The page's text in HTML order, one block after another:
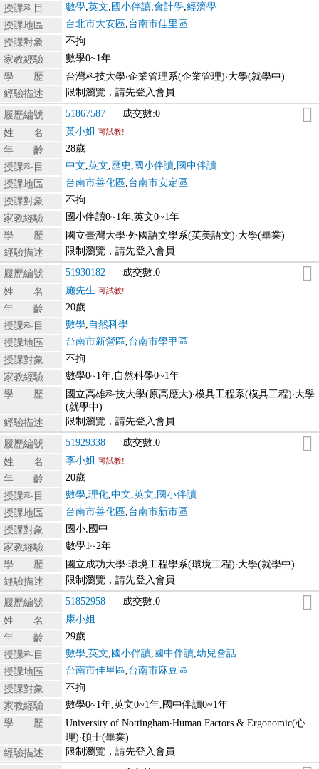
授課科目
數學 英文 國小伴讀 會計學 經濟學
授課地區
台北市大安區 台南市佳里區
授課對象
不拘
家教經驗
數學0~1年
學 歷
台灣科技大學‧企業管理系(企業管理)‧大學(就學中)
經驗描述
限制瀏覽，請先登入會員
履歷編號 51867587
成交數:0
姓 名
黃小姐 可試教!
年 齡
28歲
授課科目
中文 英文 歷史 國小伴讀 國中伴讀
授課地區
台南市善化區 台南市安定區
授課對象
不拘
家教經驗
國小伴讀0~1年,英文0~1年
學 歷
國立臺灣大學‧外國語文學系(英美語文)‧大學(畢業)
經驗描述
限制瀏覽，請先登入會員
履歷編號 51930182
成交數:0
姓 名
施先生 可試教!
年 齡
20歲
授課科目
數學 自然科學
授課地區
台南市新營區 台南市學甲區
授課對象
不拘
家教經驗
數學0~1年,自然科學0~1年
學 歷
國立高雄科技大學(原高應大)‧模具工程系(模具工程)‧大學
(就學中)
經驗描述
限制瀏覽，請先登入會員
履歷編號 51929338
成交數:0
姓 名
李小姐 可試教!
年 齡
20歲
授課科目
數學 理化 中文 英文 國小伴讀
授課地區
台南市善化區 台南市新市區
授課對象
國小,國中
家教經驗
數學1~2年
學 歷
國立成功大學‧環境工程學系(環境工程)‧大學(就學中)
經驗描述
限制瀏覽，請先登入會員
履歷編號 51852958
成交數:0
姓 名
康小姐
年 齡
29歲
授課科目
數學 英文 國小伴讀 國中伴讀 幼兒會話
授課地區
台南市佳里區 台南市麻豆區
授課對象
不拘
家教經驗
數學0~1年,英文0~1年,國中伴讀0~1年
學 歷
University of Nottingham‧Human Factors & Ergonomic(心
理)‧碩士(畢業)
經驗描述
限制瀏覽，請先登入會員